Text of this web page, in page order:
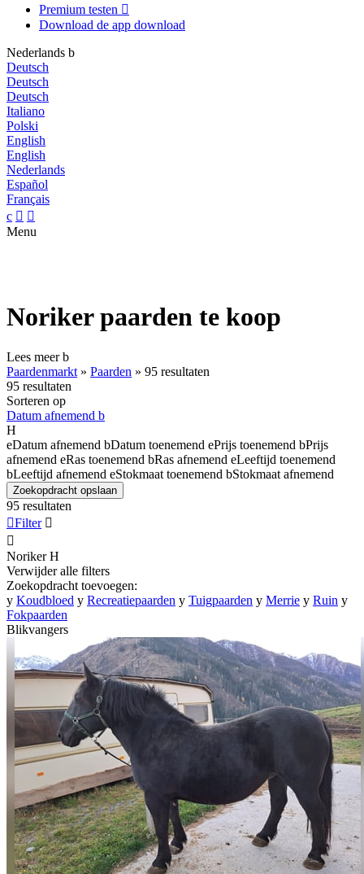
Premium testen 
Download de app download
Nederlands b
Deutsch
Deutsch
Deutsch
Italiano
Polski
English
English
Nederlands
Español
Français
c  
Menu
Noriker paarden te koop
Lees meerb
Paardenmarkt » Paarden » 95 resultaten
95 resultaten
Sorteren op
Datum afnemend b
H
eDatum afnemend bDatum toenemend ePrijs toenemend bPrijs
afnemend eRas toenemend bRas afnemend eLeeftijd toenemend
bLeeftijd afnemend eStokmaat toenemend bStokmaat afnemend
Zoekopdracht opslaan
95 resultaten
Filter 

Noriker H
Verwijder alle filters
Zoekopdracht toevoegen:
y Koudbloed y Recreatiepaarden y Tuigpaarden y Merrie y Ruin y
Fokpaarden
Blikvangers